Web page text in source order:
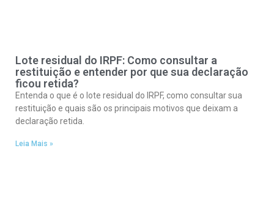
Lote residual do IRPF: Como consultar a
restituição e entender por que sua declaração
ficou retida?
Entenda o que é o lote residual do IRPF, como consultar sua
restituição e quais são os principais motivos que deixam a
declaração retida.
Leia Mais »